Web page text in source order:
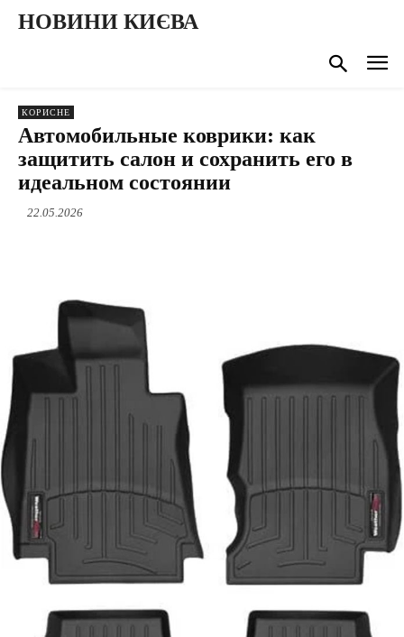
НОВИНИ КИЄВА
КОРИСНЕ
Автомобильные коврики: как
защитить салон и сохранить его в
идеальном состоянии
22.05.2026